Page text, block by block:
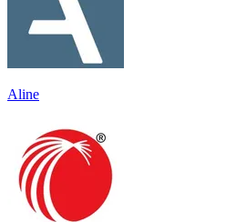
Aline